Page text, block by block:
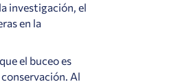
investigación, el
en la
el buceo es
Al